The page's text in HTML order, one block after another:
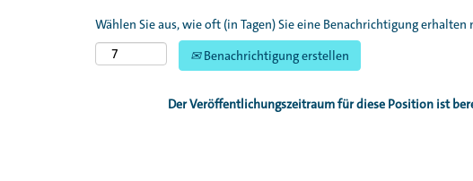
Wählen Sie aus, wie oft (in Tagen) Sie eine Benachrichtigung erhalten
Benachrichtigung erstellen
Der Veröffentlichungszeitraum für diese Position ist